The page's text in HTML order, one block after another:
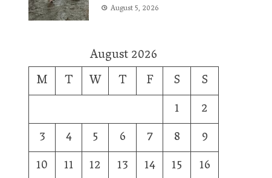
August 5, 2026
August 2026
M
T W T F S
S
1
2
3
4 5 6 7 8
9
10
11 12 13 14 15
16